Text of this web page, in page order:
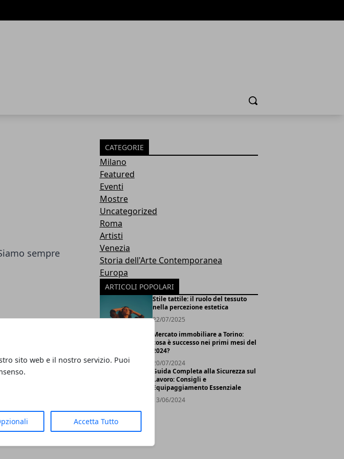
sito web e il nostro servizio. Puoi
Accetta Tutto
Cerca
sempre
tutti i
CATEGORIE
Milano
Featured
Eventi
Mostre
Uncategorized
Roma
Artisti
Venezia
Storia dell'Arte Contemporanea
Europa
ARTICOLI POPOLARI
Stile tattile: il ruolo del tessuto
nella percezione estetica
22/07/2025
Mercato immobiliare a Torino:
cosa è successo nei primi mesi del
2024?
20/07/2024
Guida Completa alla Sicurezza sul
Lavoro: Consigli e
Equipaggiamento Essenziale
13/06/2024